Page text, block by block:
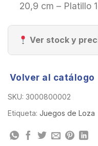
20,9 cm – Platillo
Ver stock y
Volver al catálogo
SKU: 3000800002
Etiqueta: Juegos de Loza